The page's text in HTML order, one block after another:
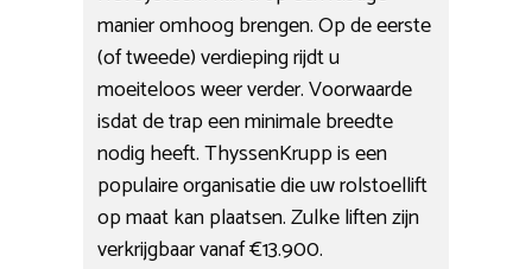
manier omhoog brengen. Op de eerste
(of tweede) verdieping rijdt u
moeiteloos weer verder. Voorwaarde
isdat de trap een minimale breedte
nodig heeft. ThyssenKrupp is een
populaire organisatie die uw rolstoellift
op maat kan plaatsen. Zulke liften zijn
verkrijgbaar vanaf €13.900.